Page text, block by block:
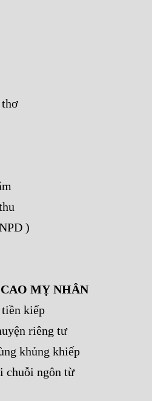
thơ
)
MỴ NHÂN
tiền kiếp
riêng tư
khủng khiếp
chuỗi ngôn từ